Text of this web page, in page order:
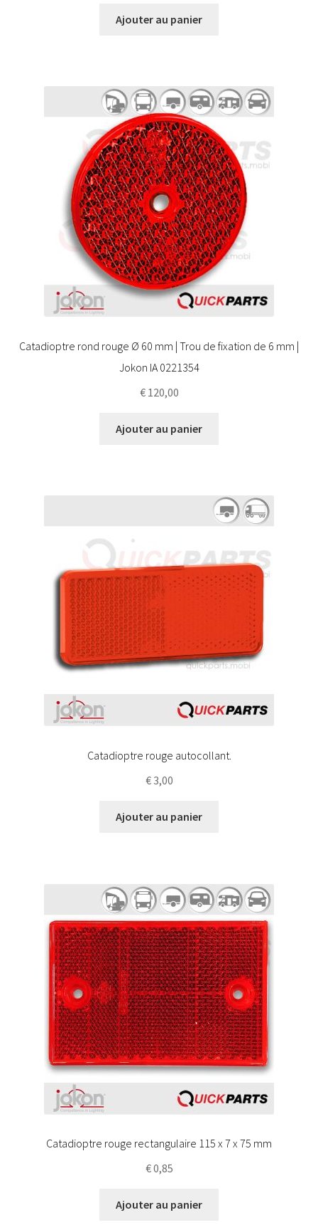
Ajouter au panier
Catadioptre rond rouge Ø 60 mm | Trou de fixation de 6 mm |
Jokon IA 0221354
€120,00
Ajouter au panier
Catadioptre rouge autocollant.
€3,00
Ajouter au panier
Catadioptre rouge rectangulaire 115 x 7 x 75 mm
€0,85
Ajouter au panier